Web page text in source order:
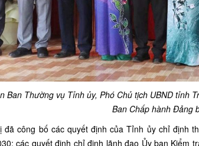
Ban Thường vụ Tỉnh ủy, Phó Chủ tịch UBND tỉnh
Ban Chấp hành Đảng
đã công bố các quyết định của Tỉnh ủy chỉ định
các quyết định chỉ định lãnh đạo Ủy ban Kiểm